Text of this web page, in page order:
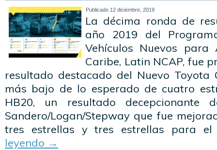
Publicado 12 diciembre, 2019
La décima ronda de
año 2019 del
Vehículos Nuevos
Caribe, Latin NCAP, fue
resultado destacado del Nuevo Toyota
más bajo de lo esperado de cuatro
HB20, un resultado decepcionante
Sandero/Logan/Stepway que fue
tres estrellas y tres estrellas para
leyendo →